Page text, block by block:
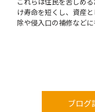
け寿命を短くし、資産
除や侵入口の補修などに
ブログ